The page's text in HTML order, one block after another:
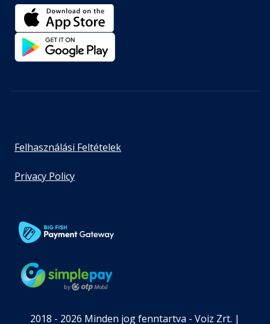
Felhasználási Feltételek
Privacy Policy
2018 - 2026 Minden jog fenntartva - Voiz Zrt. |